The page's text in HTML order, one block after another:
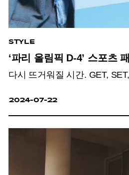
STYLE
‘파리 올림픽 D-4’ 스포츠
다시 뜨거워질 시간. GET,
2024-07-22